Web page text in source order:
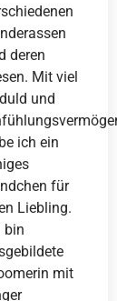
deren
Mit viel
und
ich ein
für
Liebling.
bin
mit